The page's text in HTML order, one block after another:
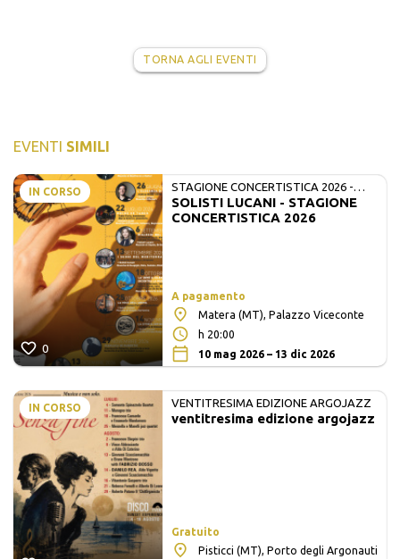
TORNA AGLI EVENTI
EVENTI SIMILI
IN CORSO
0
STAGIONE CONCERTISTICA 2026 -
MATE E SOLISTI LUCANI
SOLISTI LUCANI - STAGIONE
CONCERTISTICA 2026
A pagamento
Matera (MT), Palazzo Viceconte
h 20:00
10 mag 2026 – 13 dic 2026
IN CORSO VENTITRESIMA EDIZIONE ARGOJAZZ
ventitresima edizione argojazz
Gratuito
Pisticci (MT), Porto degli Argonauti